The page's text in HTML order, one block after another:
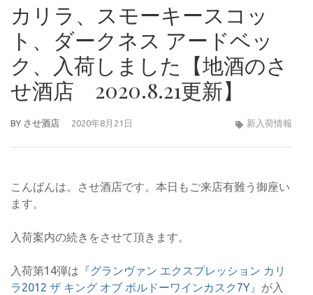
カリラ、スモーキースコッ
ト、ダークネス アードベッ
ク、入荷しました【地酒のさ
せ酒店 2020.8.21更新】
BY させ酒店 2020年8月21日 新入荷情報
こんばんは。させ酒店です。本日もご来店有難う御座い
ます。
入荷案内の続きをさせて頂きます。
入荷第14弾は 『グランヴァン エクスプレッション カリ
ラ2012 ザ キング オブ ボルドーワインカスク7Y』 が入